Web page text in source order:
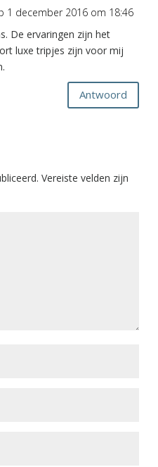
1 december 2016 om 18:46
De ervaringen zijn het
luxe tripjes zijn voor mij
Antwoord
Vereiste velden zijn